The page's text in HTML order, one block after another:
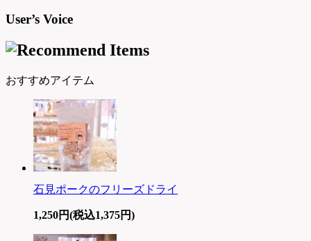
User’s Voice
おすすめアイテム
石見ポークのフリーズドライ
1,250円(税込1,375円)